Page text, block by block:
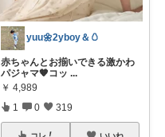
yuu🌼2yboy＆🥚
赤ちゃんとお揃いできる激かわ
パジャマ🧡コッ ...
￥ 4,989
1 0 319
コレ いいね